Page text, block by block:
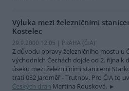
Výluka mezi železničními
Kostelec
29.9.2000 12:05 | PRAHA (ČIA)
Z důvodu opravy železničního mostu u
východních Čechách dojde od 2. října k
úseku mezi železničními stanicemi
trati 032 Jaroměř - Trutnov. Pro ČIA to
Českých drah Martina Rousková.